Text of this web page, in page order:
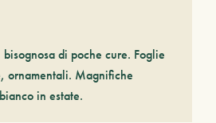
di poche cure. Foglie
ornamentali. Magnifiche
in estate.